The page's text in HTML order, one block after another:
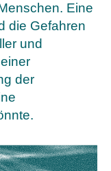
Eine
die Gefahren
und
der